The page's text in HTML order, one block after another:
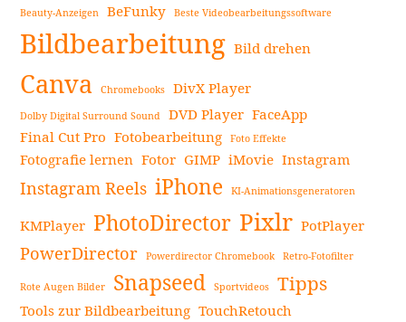
Seitenleiste
Beauty-Anzeigen BeFunky Beste Videobearbeitungssoftware
Bildbearbeitung Bild drehen
Canva Chromebooks DivX Player
Dolby Digital Surround Sound DVD Player FaceApp
Final Cut Pro Fotobearbeitung Foto Effekte
Fotografie lernen Fotor GIMP iMovie Instagram
Instagram Reels iPhone KI-Animationsgeneratoren
KMPlayer PhotoDirector Pixlr PotPlayer
PowerDirector Powerdirector Chromebook Retro-Fotofilter
Rote Augen Bilder Snapseed Sportvideos Tipps
Tools zur Bildbearbeitung TouchRetouch